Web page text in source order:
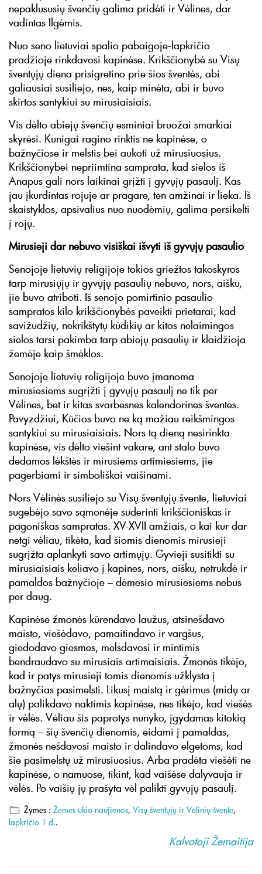
nepaklususių švenčių galima pridėti ir Vėlines, dar
vadintas Ilgėmis.
Nuo seno lietuviai spalio pabaigoje-lapkričio
pradžioje rinkdavosi kapinėse. Krikščionybė su Visų
šventųjų diena prisigretino prie šios šventės, abi
galiausiai susiliejo, nes, kaip minėta, abi ir buvo
skirtos santykiui su mirusiaisiais.
Vis dėlto abiejų švenčių esminiai bruožai smarkiai
skyrėsi. Kunigai ragino rinktis ne kapinėse, o
bažnyčiose ir melstis bei aukoti už mirusiuosius.
Krikščionybei nepriimtina samprata, kad sielos iš
Anapus gali nors laikinai grįžti į gyvųjų pasaulį. Kas
jau įkurdintas rojuje ar pragare, ten amžinai ir lieka. Iš
skaistyklos, apsivalius nuo nuodėmių, galima persikelti
į rojų.
Mirusieji dar nebuvo visiškai išvyti iš gyvųjų pasaulio
Senojoje lietuvių religijoje tokios griežtos takoskyros
tarp mirusiųjų ir gyvųjų pasaulių nebuvo, nors, aišku,
jie buvo atriboti. Iš senojo pomirtinio pasaulio
sampratos kilo krikščionybės paveikti prietarai, kad
savižudžių, nekrikštytų kūdikių ar kitos nelaimingos
sielos tarsi pakimba tarp abiejų pasaulių ir klaidžioja
žemėje kaip šmėklos.
Senojoje lietuvių religijoje buvo įmanoma
mirusiesiems sugrįžti į gyvųjų pasaulį ne tik per
Vėlines, bet ir kitas svarbesnes kalendorines šventes.
Pavyzdžiui, Kūčios buvo ne ką mažiau reikšmingos
santykiui su mirusiaisiais. Nors tą dieną nesirinkta
kapinėse, vis dėlto viešint vakare, ant stalo buvo
dedamos lėkštės ir mirusiems artimiesiems, jie
pagerbiami ir simboliškai vaišinami.
Nors Vėlinės susiliejo su Visų šventųjų švente, lietuviai
sugebėjo savo sąmonėje suderinti krikščioniškas ir
pagoniškas sampratas. XV-XVII amžiais, o kai kur dar
netgi vėliau, tikėta, kad šiomis dienomis mirusieji
sugrįžta aplankyti savo artimųjų. Gyvieji susitikti su
mirusiaisiais keliavo į kapines, nors, aišku, netrukdė ir
pamaldos bažnyčioje – dėmesio mirusiesiems nebus
per daug.
Kapinėse žmonės kūrendavo laužus, atsinešdavo
maisto, viešėdavo, pamaitindavo ir vargšus,
giedodavo giesmes, melsdavosi ir mintimis
bendraudavo su mirusiais artimaisiais. Žmonės tikėjo,
kad ir patys mirusieji tomis dienomis užklysta į
bažnyčias pasimelsti. Likusį maistą ir gėrimus (midų ar
alų) palikdavo naktimis kapinėse, nes tikėjo, kad viešės
ir vėlės. Vėliau šis paprotys nunyko, įgydamas kitokią
formą – šių švenčių dienomis, eidami į pamaldas,
žmonės nešdavosi maisto ir dalindavo elgetoms, kad
šie pasimelstų už mirusiuosius. Arba pradėta viešėti ne
kapinėse, o namuose, tikint, kad vaišėse dalyvauja ir
vėlės. Po vaišių jų prašyta vėl palikti gyvųjų pasaulį.
Žymės : Žemės ūkio naujienos, Visų šventųjų ir Vėlinių šventė,
lapkričio 1 d..
Kalvotoji Žemaitija